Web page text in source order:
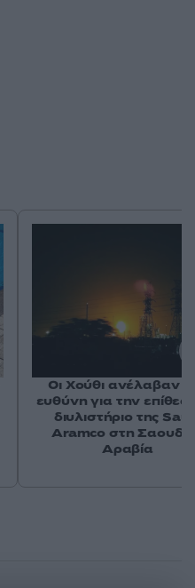
Οι Χούθι ανέλαβαν
ευθύνη για την
διυλιστήριο της
Aramco στη
Αραβία